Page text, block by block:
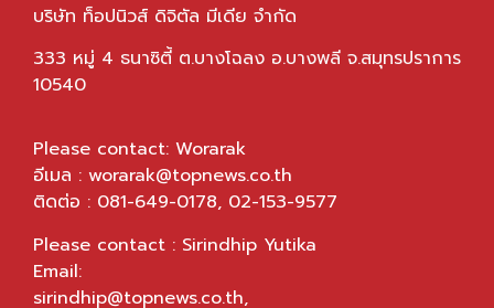
บริษัท ท็อปนิวส์ ดิจิตัล มีเดีย จำกัด
333 หมู่ 4 ธนาซิตี้ ต.บางโฉลง อ.บางพลี จ.สมุทรปราการ
10540
Please contact: Worarak
อีเมล : worarak@topnews.co.th
ติดต่อ : 081-649-0178, 02-153-9577
Please contact : Sirindhip Yutika
Email:
sirindhip@topnews.co.th,